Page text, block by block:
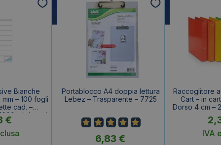
Bianche
– 100 fogli
cad. –
etichette)
€
Portablocco A4 doppia lettura
Lebez – Trasparente – 7725
6,83 €
Raccoglitore
Cart – in
Dorso 4 cm –
IVA